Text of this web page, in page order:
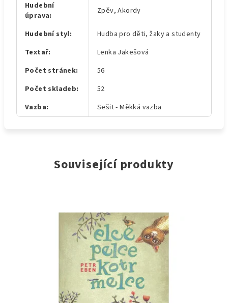
Hudební
úprava: Zpěv, Akordy
Hudební styl:
Hudba pro děti, žaky a studenty
Textař:
Lenka Jakešová
Počet stránek:
56
Počet skladeb:
52
Vazba: Sešit - Měkká vazba
Související produkty